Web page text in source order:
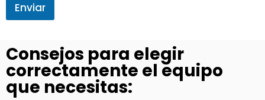
Enviar
Consejos para elegir
correctamente el equipo
que necesitas: